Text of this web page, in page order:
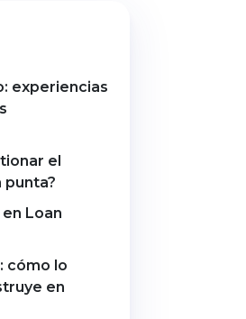
que establece
para la
préstamos. Aunque
está
[…]
experiencias
el
Loan
cómo lo
en